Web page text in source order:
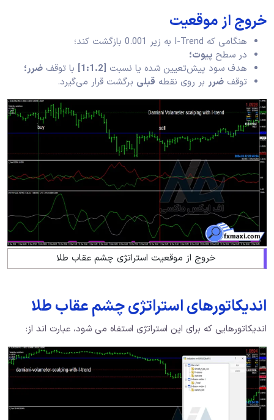
خروج از موقعیت
هنگامی که I-Trend به زیر 0.001 بازگشت کند؛
در سطح پیوت؛
هدف سود پیش‌تعیین شده یا نسبت [1:1.2] با توقف ضرر؛
توقف ضرر بر روی نقطه قبلی برگشت قرار می‌گیرد.
خروج از موقعیت استراتژی چشم عقاب طلا
اندیکاتورهای استراتژی چشم عقاب طلا
اندیکاتورهایی که برای این استراتژی استفاه می شود، عبارت اند از: